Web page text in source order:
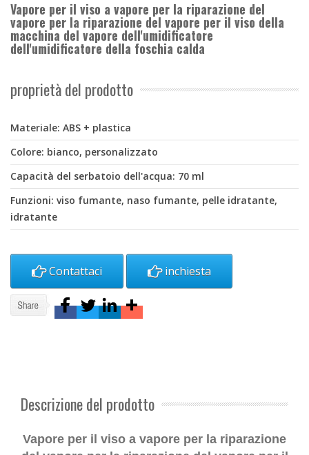
Vapore per il viso a vapore per la riparazione del
vapore per la riparazione del vapore per il viso della
macchina del vapore dell'umidificatore
dell'umidificatore della foschia calda
proprietà del prodotto
Materiale: ABS + plastica
Colore: bianco, personalizzato
Capacità del serbatoio dell'acqua: 70 ml
Funzioni: viso fumante, naso fumante, pelle idratante,
idratante
Contattaci inchiesta
Descrizione del prodotto
Vapore per il viso a vapore per la riparazione